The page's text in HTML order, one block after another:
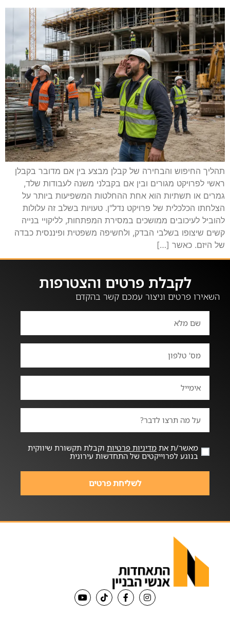
תהליך החיפוש והבחירה של קבלן מבצע בין אם מדובר בקבלן
ראשי לפרויקט מגורים ובין אם בקבלני משנה לעבודות שלד,
גמרים או תשתיות הוא אחת ההחלטות המשפיעות ביותר על
הצלחתו הכלכלית של פרויקט נדל"ן. טעויות בשלב זה עלולות
להוביל לעיכובים ממושכים במסירת המפתחות, לליקויי בנייה
קשים שיצופו בשלבי הבדק, ולחשיפה משפטית ופיננסית כבדה
של היזם. כאשר […]
לקבלת פרטים והצטרפות
השאירו פרטים וניצור עמכם קשר בהקדם
מאשר/ת את מדיניות פרטיות וקבלת תקשורת שיווקית
בנוגע לפרוייקטים של התחדשות עירונית
לשליחת פרטים